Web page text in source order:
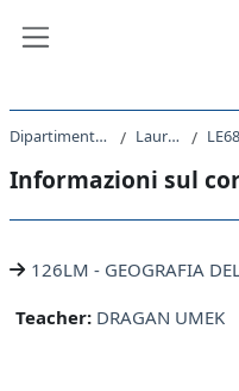
Dipartimento di Studi Umanistici Laurea Magistrale
Informazioni sul
126LM - GEOGRAFIA
Teacher: DRAGAN UMEK